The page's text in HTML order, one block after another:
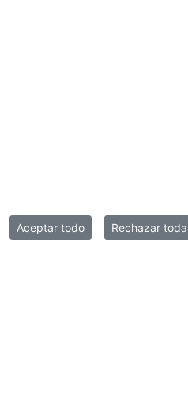
Aceptar todo Rechazar